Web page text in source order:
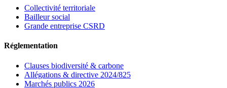
Collectivité territoriale
Bailleur social
Grande entreprise CSRD
Réglementation
Clauses biodiversité & carbone
Allégations & directive 2024/825
Marchés publics 2026